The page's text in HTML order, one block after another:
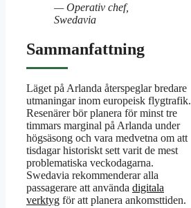
— Operativ chef,
Swedavia
Sammanfattning
Läget på Arlanda återspeglar bredare
utmaningar inom europeisk flygtrafik.
Resenärer bör planera för minst tre
timmars marginal på Arlanda under
högsäsong och vara medvetna om att
tisdagar historiskt sett varit de mest
problematiska veckodagarna.
Swedavia rekommenderar alla
passagerare att använda digitala
verktyg för att planera ankomsttiden.